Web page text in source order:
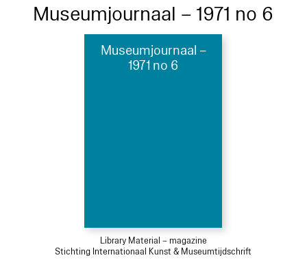
Museumjournaal – 1971 no 6
Museumjournaal –
1971 no 6
Library Material – magazine
Stichting Internationaal Kunst & Museumtijdschrift